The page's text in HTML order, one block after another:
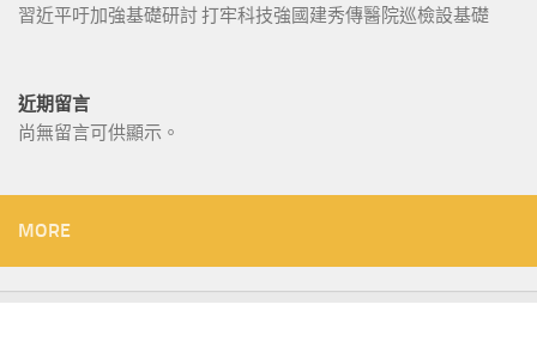
習近平吁加強基礎研討 打牢科技強國建秀傳醫院巡檢設基礎
近期留言
尚無留言可供顯示。
MORE